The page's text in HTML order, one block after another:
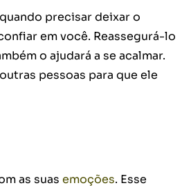
precisar deixar o
em você. Reassegurá-lo
o ajudará a se acalmar.
pessoas para que ele
as suas emoções. Esse